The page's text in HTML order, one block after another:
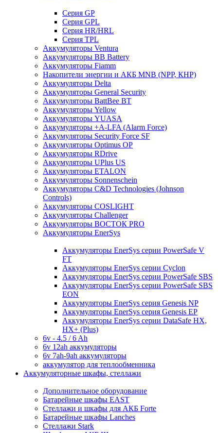
Cерия GP
Серия GPL
Серия HR/HRL
Серия TPL
Аккумуляторы Ventura
Аккумуляторы BB Battery
Аккумуляторы Fiamm
Накопители энергии и АКБ MNB (NPP, КНР)
Аккумуляторы Delta
Аккумуляторы General Security
Аккумуляторы BattBee BT
Аккумуляторы Yellow
Аккумуляторы YUASA
Аккумуляторы +A-LFA (Alarm Force)
Аккумуляторы Security Force SF
Аккумуляторы Optimus OP
Аккумуляторы RDrive
Аккумуляторы UPlus US
Аккумуляторы ETALON
Аккумуляторы Sonnenschein
Аккумуляторы С&D Technologies (Johnson
Controls)
Аккумуляторы COSLIGHT
Аккумуляторы Challenger
Аккумуляторы ВОСТОК PRO
Аккумуляторы EnerSys
Аккумуляторы EnerSys серии PowerSafe V
FT
Аккумуляторы EnerSys серии Cyclon
Аккумуляторы EnerSys серии PowerSafe SBS
Аккумуляторы EnerSys серии PowerSafe SBS
EON
Аккумуляторы EnerSys серия Genesis NP
Аккумуляторы EnerSys серия Genesis EP
Аккумуляторы EnerSys серии DataSafe HX,
HX+ (Plus)
6v - 4.5 / 6 Ah
6v 12ah аккумуляторы
6v 7ah-9ah аккумуляторы
аккумулятор для теплообменника
Аккумуляторные шкафы, стеллажи
Дополнительное оборудование
Батарейные шкафы EAST
Стеллажи и шкафы для АКБ Forte
Батарейные шкафы Lanches
Стеллажи Stark